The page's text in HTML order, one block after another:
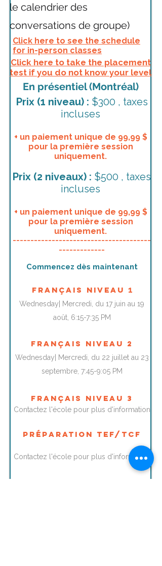
le calendrier des
conversations de groupe)
Click here to take the placement
test if you do not know your level
Click here to see the schedule
for in-person classes
En présentiel (Montréal)
​Prix (1 niveau): $300 , taxes
incluses
+ un paiement unique de 99,99 $
pour la première session
uniquement.
​Prix (2 niveaux) : $500 , taxes
incluses
+ un paiement unique de 99,99 $
pour la première session
uniquement.
_______________________________________
Commencez dès maintenant
FRançais niveau 1
Wednesday| Mercredi, du 17 juin au 19
août, 6:15-7:35 PM
FRançais niveau 2
Wednesday| Mercredi, du 22 juillet au 23
septembre, 7:45-9:05 PM
FRançais niveau 3
Contactez l'école pour plus d'information
Préparation TEF/TCF
Contactez l'école pour plus d'information